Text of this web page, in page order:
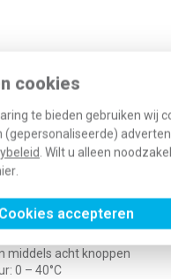
cookies
te bieden gebruiken wij
(gepersonaliseerde)
. Wilt u alleen
Cookies accepteren
met deEcoDim.07
CR2430 batterij
middels acht knoppen
0 – 40°C